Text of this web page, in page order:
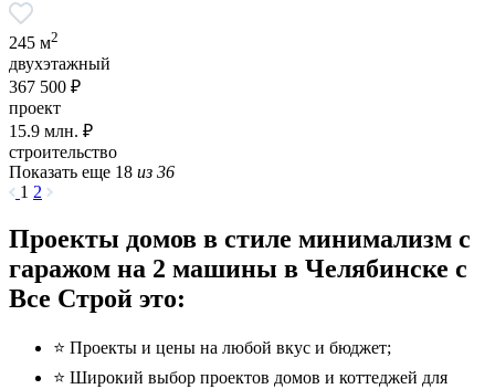
245 м2
двухэтажный
367 500 ₽
проект
15.9 млн. ₽
строительство
Показать еще 18 из 36
1 2
Проекты домов в стиле минимализм с
гаражом на 2 машины в Челябинске с
Все Строй это:
⭐️ Проекты и цены на любой вкус и бюджет;
⭐️ Широкий выбор проектов домов и коттеджей для